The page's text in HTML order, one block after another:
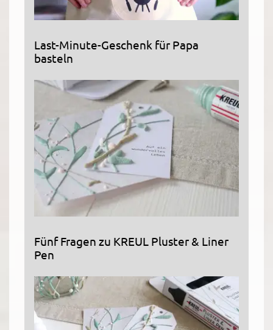
Last-Minute-Geschenk für Papa
basteln
Fünf Fragen zu KREUL Pluster & Liner
Pen